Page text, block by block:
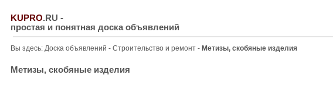
KUPRO.RU -
простая и понятная доска объявлений
Вы здесь: Доска объявлений - Строительство и ремонт - Метизы, скобяные изделия
Метизы, скобяные изделия